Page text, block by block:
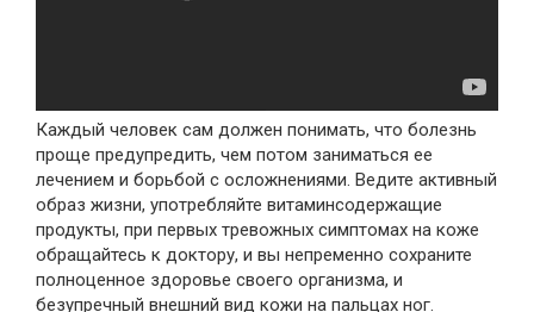
Каждый человек сам должен понимать, что болезнь
проще предупредить, чем потом заниматься ее
лечением и борьбой с осложнениями. Ведите активный
образ жизни, употребляйте витаминсодержащие
продукты, при первых тревожных симптомах на коже
обращайтесь к доктору, и вы непременно сохраните
полноценное здоровье своего организма, и
безупречный внешний вид кожи на пальцах ног.